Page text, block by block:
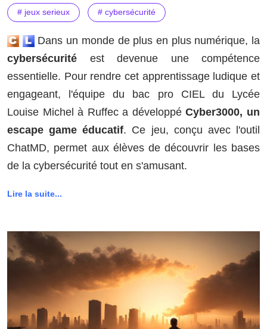
# jeux serieux # cybersécurité
Dans un monde de plus en plus numérique, la
cybersécurité est devenue une compétence
essentielle. Pour rendre cet apprentissage ludique et
engageant, l'équipe du bac pro CIEL du Lycée
Louise Michel à Ruffec a développéCyber3000, un
escape game éducatif. Ce jeu, conçu avec l'outil
ChatMD, permet aux élèves de découvrir les bases
de la cybersécurité tout en s'amusant.
Lire la suite...